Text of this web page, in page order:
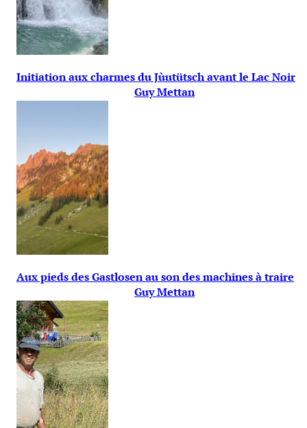
Initiation aux charmes du Jùutütsch avant le Lac Noir
Guy Mettan
Aux pieds des Gastlosen au son des machines à traire
Guy Mettan